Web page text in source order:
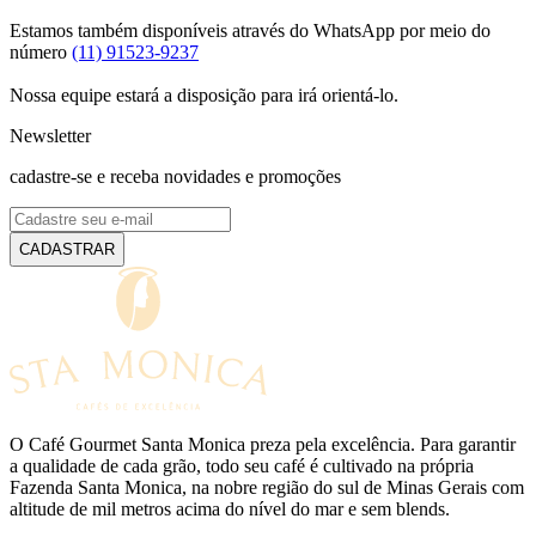
Estamos também disponíveis através do WhatsApp por meio do
número (11) 91523-9237
Nossa equipe estará a disposição para irá orientá-lo.
Newsletter
cadastre-se e receba novidades e promoções
CADASTRAR
O Café Gourmet Santa Monica preza pela excelência. Para garantir
a qualidade de cada grão, todo seu café é cultivado na própria
Fazenda Santa Monica, na nobre região do sul de Minas Gerais com
altitude de mil metros acima do nível do mar e sem blends.